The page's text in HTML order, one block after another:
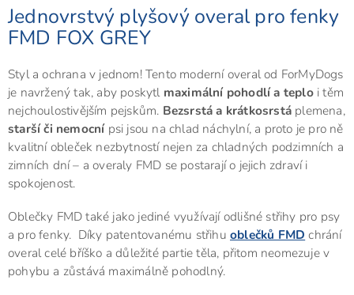
Jednovrstvý plyšový overal pro fenky
FMD FOX GREY
Styl a ochrana v jednom! Tento moderní overal od ForMyDogs
je navržený tak, aby poskytl maximální pohodlí a teploi těm
nejchoulostivějším pejskům. Bezsrstá a krátkosrstá plemena,
starší či nemocnípsi jsou na chlad náchylní, a proto je pro ně
kvalitní obleček nezbytností nejen za chladných podzimních a
zimních dní – a overaly FMD se postarají o jejich zdraví i
spokojenost.
Oblečky FMD také jako jediné využívají odlišné střihy pro psy
a pro fenky. Díky patentovanému střihu oblečků FMD chrání
overal celé bříško a důležité partie těla, přitom neomezuje v
pohybu a zůstává maximálně pohodlný.